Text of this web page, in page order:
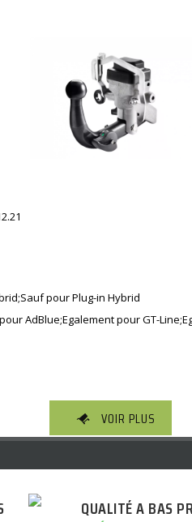
pour Plug-in Hybrid
AdBlue;Egalement pour GT-
VOIR PLUS
QUALITÉ A BAS